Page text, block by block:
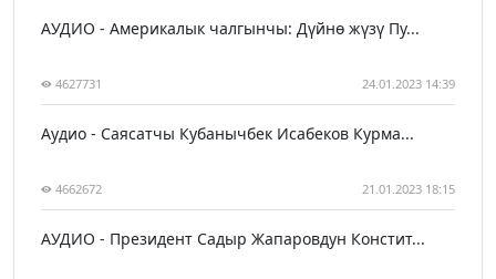
АУДИО - Америкалык чалгынчы: Дүйнө жүзү Пу...
4627731 24.01.2023 14:39
Аудио - Саясатчы Кубанычбек Исабеков Курма...
4662672 21.01.2023 18:15
АУДИО - Президент Садыр Жапаровдун Констит...